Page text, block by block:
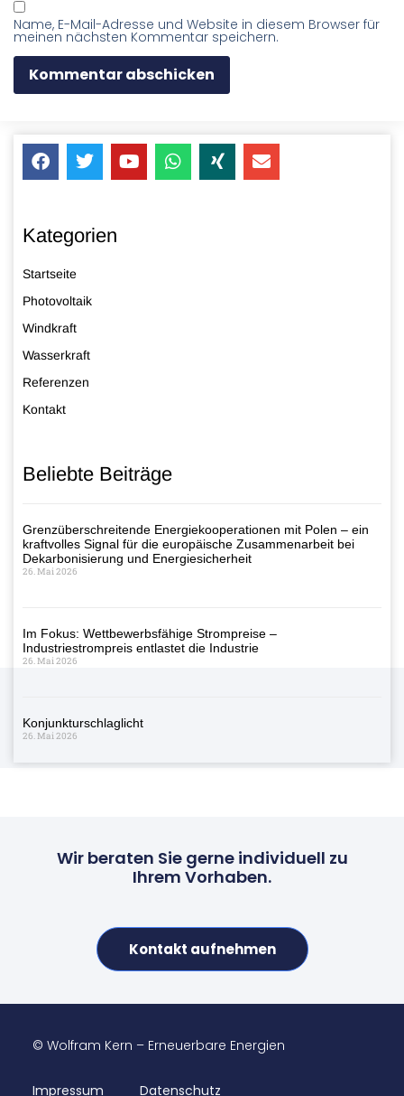
Name, E-Mail-Adresse und Website in diesem Browser für
meinen nächsten Kommentar speichern.
Kategorien
Startseite
Photovoltaik
Windkraft
Wasserkraft
Referenzen
Kontakt
Beliebte Beiträge
Grenzüberschreitende Energiekooperationen mit Polen – ein
kraftvolles Signal für die europäische Zusammenarbeit bei
Dekarbonisierung und Energiesicherheit
26. Mai 2026
Im Fokus: Wettbewerbsfähige Strompreise –
Industriestrompreis entlastet die Industrie
26. Mai 2026
Konjunkturschlaglicht
26. Mai 2026
Wir beraten Sie gerne individuell zu
Ihrem Vorhaben.
Kontakt aufnehmen
© Wolfram Kern – Erneuerbare Energien
Impressum Datenschutz